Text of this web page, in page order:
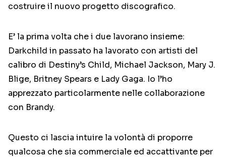
costruire il nuovo progetto discografico.
E’ la prima volta che i due lavorano insieme:
Darkchild in passato ha lavorato con artisti del
calibro di Destiny’s Child, Michael Jackson, Mary J.
Blige, Britney Spears e Lady Gaga. Io l’ho
apprezzato particolarmente nelle collaborazione
con Brandy.
Questo ci lascia intuire la volontà di proporre
qualcosa che sia commerciale ed accattivante per